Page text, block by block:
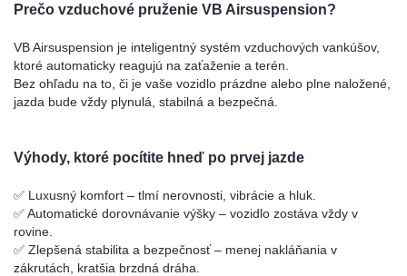
Prečo vzduchové pruženie VB Airsuspension?
VB Airsuspension je inteligentný systém vzduchových vankúšov,
ktoré automaticky reagujú na zaťaženie a terén.
Bez ohľadu na to, či je vaše vozidlo prázdne alebo plne naložené,
jazda bude vždy plynulá, stabilná a bezpečná.
Výhody, ktoré pocítite hneď po prvej jazde
✅ Luxusný komfort – tlmí nerovnosti, vibrácie a hluk.
✅ Automatické dorovnávanie výšky – vozidlo zostáva vždy v
rovine.
✅ Zlepšená stabilita a bezpečnosť – menej nakláňania v
zákrutách, kratšia brzdná dráha.